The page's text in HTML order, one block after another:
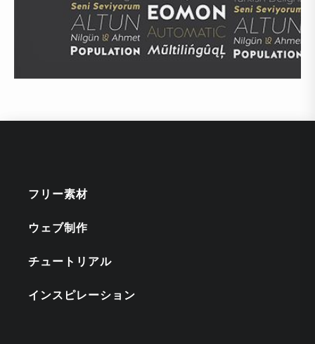
フリー素材
ウェブ制作
チュートリアル
インスピレーション